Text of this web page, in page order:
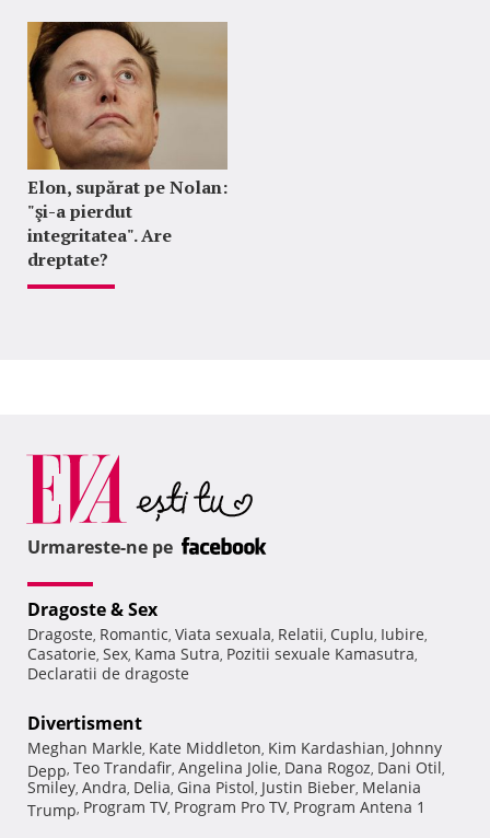
Elon, supărat pe Nolan:
"şi-a pierdut
integritatea". Are
dreptate?
Urmareste-ne pe
Dragoste & Sex
Dragoste, Romantic, Viata sexuala, Relatii, Cuplu, Iubire,
Casatorie, Sex, Kama Sutra, Pozitii sexuale Kamasutra,
Declaratii de dragoste
Divertisment
Meghan Markle, Kate Middleton, Kim Kardashian, Johnny
Depp, Teo Trandafir, Angelina Jolie, Dana Rogoz, Dani Otil,
Smiley, Andra, Delia, Gina Pistol, Justin Bieber, Melania
Trump, Program TV, Program Pro TV, Program Antena 1